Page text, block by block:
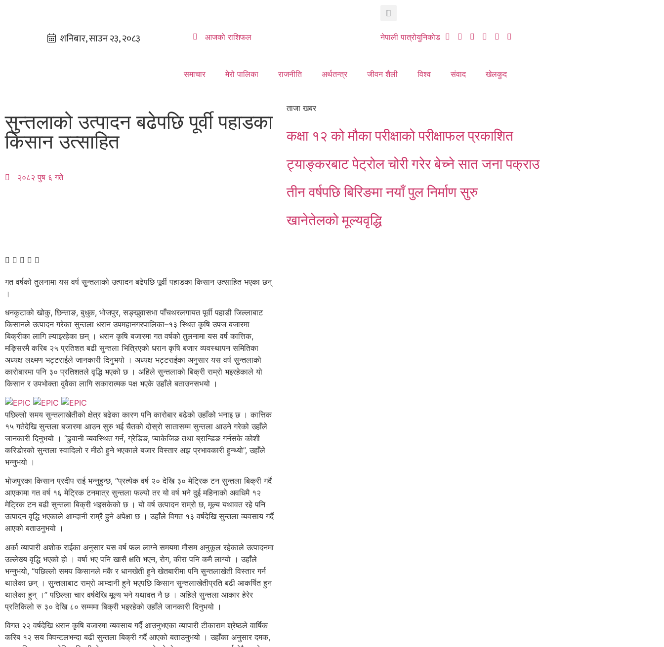
आजको राशिफल नेपाली पात्रोयुनिकोड
समाचार मेरो पालिका राजनीति अर्थतन्त्र जीवन शैली विश्व संवाद खेलकुद
सुन्तलाको उत्पादन बढेपछि पूर्वी पहाडका
किसान उत्साहित
२०८२ पुष ६ गते
गत वर्षको तुलनामा यस वर्ष सुन्तलाको उत्पादन बढेपछि पूर्वी पहाडका किसान उत्साहित भएका छन्
।
धनकुटाको खोकु, छिन्ताङ, बुधुक, भोजपुर, सङ्खुवासभा पाँचथरलगायत पूर्वी पहाडी जिल्लाबाट
किसानले उत्पादन गरेका सुन्तला धरान उपमहानगरपालिका–१३ स्थित कृषि उपज बजारमा
बिक्रीका लागि ल्याइरहेका छन् । धरान कृषि बजारमा गत वर्षको तुलनामा यस वर्ष कात्तिक,
मङ्सिरमै करिब २५ प्रतिशत बढी सुन्तला भित्रिएको धरान कृषि बजार व्यवस्थापन समितिका
अध्यक्ष लक्ष्मण भट्टराईले जानकारी दिनुभयो । अध्यक्ष भट्टराईका अनुसार यस वर्ष सुन्तलाको
कारोबारमा पनि ३० प्रतिशतले वृद्धि भएको छ । अहिले सुन्तलाको बिक्री राम्रो भइरहेकाले यो
किसान र उपभोक्ता दुवैका लागि सकारात्मक पक्ष भएके उहाँले बताउनसभयो ।
पछिल्लो समय सुन्तलाखेतीको क्षेत्र बढेका कारण पनि कारोबार बढेको उहाँको भनाइ छ । कात्तिक
१५ गतेदेखि सुन्तला बजारमा आउन सुरु भई चैतको दोस्रो सातासम्म सुन्तला आउने गरेको उहाँले
जानकारी दिनुभयो । “ढुवानी व्यवस्थित गर्न, ग्रेडिङ, प्याकेजिङ तथा ब्रान्डिङ गर्नसके कोशी
करिडोरको सुन्तला स्वादिलो र मीठो हुने भएकाले बजार विस्तार अझ प्रभावकारी हुन्थ्यो”, उहाँले
भन्नुभयो ।
भोजपुरका किसान प्रदीप राई भन्नुहुन्छ, “प्रत्येक वर्ष २० देखि ३० मेट्रिक टन सुन्तला बिक्री गर्दै
आएकामा गत वर्ष १६ मेट्रिक टनमात्र सुन्तला फल्यो तर यो वर्ष भने दुई महिनाको अवधिमै १२
मेट्रिक टन बढी सुन्तला बिक्री भइसकेको छ । यो वर्ष उत्पादन राम्रो छ, मूल्य यथावत रहे पनि
उत्पादन वृद्धि भएकाले आम्दानी राम्रै हुने अपेक्षा छ । उहाँले विगत १३ वर्षदेखि सुन्तला व्यवसाय गर्दै
आएको बताउनुभयो ।
अर्का व्यापारी अशोक राईका अनुसार यस वर्ष फल लाग्ने समयमा मौसम अनुकूल रहेकाले उत्पादनमा
उल्लेख्य वृद्धि भएको हो । वर्षा भए पनि खासै क्षति भएन, रोग, कीरा पनि कमै लाग्यो । उहाँले
भन्नुभयो, “पछिल्लो समय किसानले मकै र धानखेती हुने खेतबारीमा पनि सुन्तलाखेती विस्तार गर्न
थालेका छन् । सुन्तलाबाट राम्रो आम्दानी हुने भएपछि किसान सुन्तलाखेतीप्रति बढी आकर्षित हुन
थालेका हुन् ।” पछिल्ला चार वर्षदेखि मूल्य भने यथावत नै छ । अहिले सुन्तला आकार हेरेर
प्रतिकिलो रु ३० देखि ८० सम्ममा बिक्री भइरहेको उहाँले जानकारी दिनुभयो ।
विगत २२ वर्षदेखि धरान कृषि बजारमा व्यवसाय गर्दै आउनुभएका व्यापारी टीकाराम श्रेष्ठले वार्षिक
करिब १२ सय क्विन्टलभन्दा बढी सुन्तला बिक्री गर्दै आएको बताउनुभयो । उहाँका अनुसार दमक,
ताजा खबर
कक्षा १२ को मौका परीक्षाको परीक्षाफल प्रकाशित
ट्याङ्करबाट पेट्रोल चोरी गरेर बेच्ने सात जना पक्राउ
तीन वर्षपछि बिरिङमा नयाँ पुल निर्माण सुरु
खानेतेलको मूल्यवृद्धि